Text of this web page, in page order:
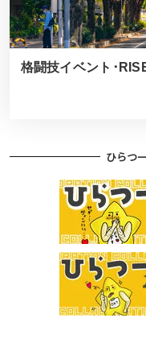
格闘技イベント･
ひらつ